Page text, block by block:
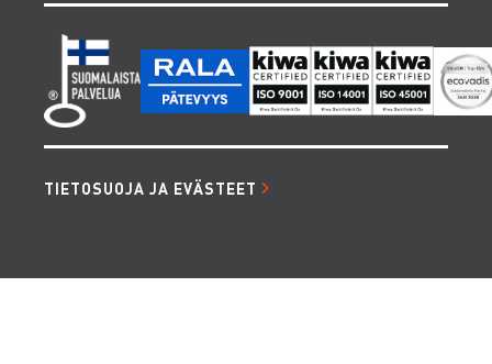
TIETOSUOJA JA EVÄSTEET